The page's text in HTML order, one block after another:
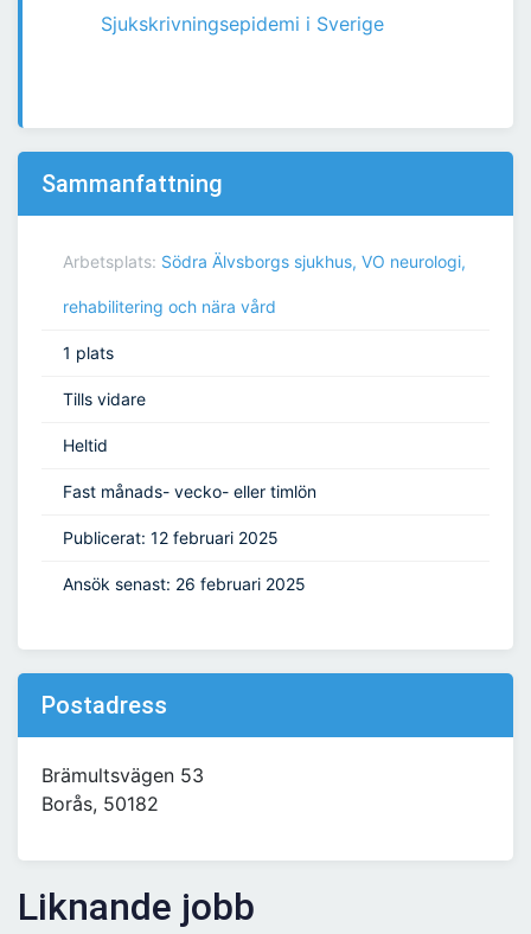
Sjukskrivningsepidemi i Sverige
Sammanfattning
Arbetsplats: Södra Älvsborgs sjukhus, VO neurologi,
rehabilitering och nära vård
1 plats
Tills vidare
Heltid
Fast månads- vecko- eller timlön
Publicerat: 12 februari 2025
Ansök senast: 26 februari 2025
Postadress
Brämultsvägen 53
Borås, 50182
Liknande jobb